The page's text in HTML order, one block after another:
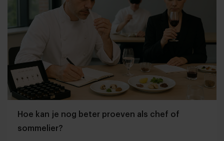
Hoe kan je nog beter proeven als chef of
sommelier?